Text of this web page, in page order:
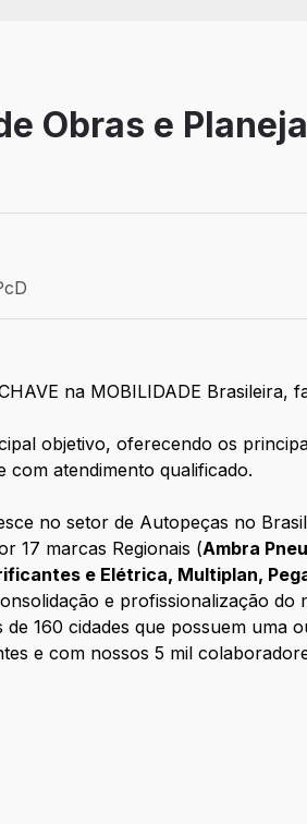
Obras e
na MOBILIDADE Brasileira,
objetivo, oferecendo os
com atendimento qualificado.
no setor de Autopeças no
17 marcas Regionais (Ambra
e Elétrica, Multiplan,
e profissionalização
160 cidades que possuem uma
e com nossos 5 mil